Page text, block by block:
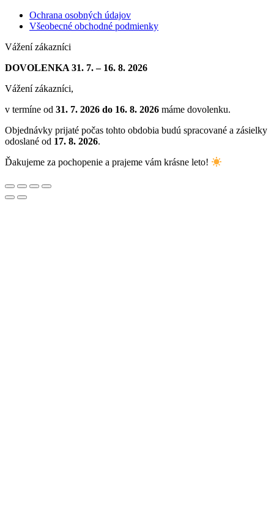
Ochrana osobných údajov
Všeobecné obchodné podmienky
Vážení zákazníci
DOVOLENKA 31. 7. – 16. 8. 2026
Vážení zákazníci,
v termíne od 31. 7. 2026 do 16. 8. 2026 máme dovolenku.
Objednávky prijaté počas tohto obdobia budú spracované a zásielky
odoslané od 17. 8. 2026.
Ďakujeme za pochopenie a prajeme vám krásne leto!